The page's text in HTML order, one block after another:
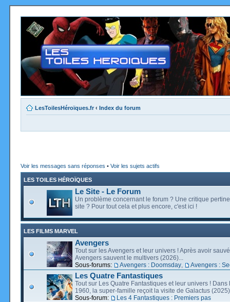
LesToilesHéroïques.fr ‹ Index du forum
Voir les messages sans réponses • Voir les sujets actifs
LES TOILES HÉROÏQUES
Le Site - Le Forum
Un problème concernant le forum ? Une critique
site ? Pour tout cela et plus encore, c'est ici !
LES FILMS MARVEL
Avengers
Tout sur les Avengers et leur univers ! Après avoir
Avengers sauvent le multivers (2026)...
Sous-forums:
Avengers : Doomsday Avengers :
Les Quatre Fantastiques
Tout sur Les Quatre Fantastiques et leur univers ! Dans
1960, la super-famille reçoit la visite de Galactus
Sous-forum:
Les 4 Fantastiques : Premiers pas